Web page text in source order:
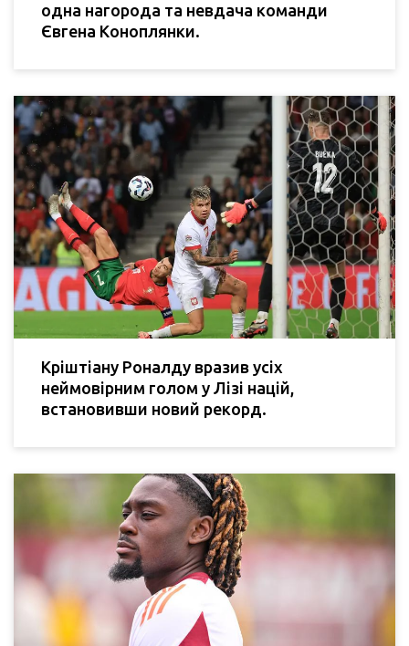
одна нагорода та невдача команди
Євгена Коноплянки.
Кріштіану Роналду вразив усіх
неймовірним голом у Лізі націй,
встановивши новий рекорд.